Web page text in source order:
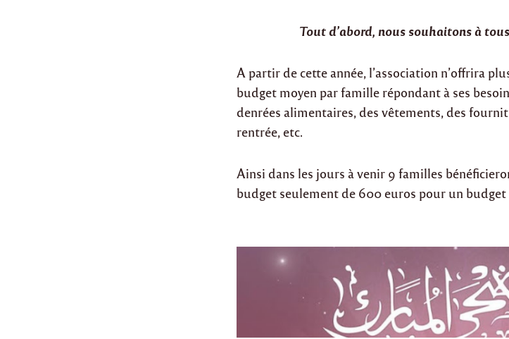
Tout d’abord, nous souhaitons à
A partir de cette année, l’association n’offrira
budget moyen par famille répondant à ses
denrées alimentaires, des vêtements, des
rentrée, etc.
Ainsi dans les jours à venir 9 familles
budget seulement de 600 euros pour un